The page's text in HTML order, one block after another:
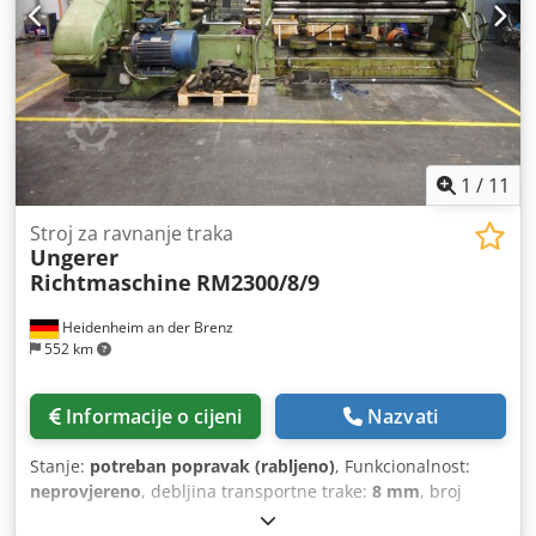
1 / 11
Heidenheim an der Brenz
552 km
Stroj za ravnanje traka
Ungerer
Richtmaschine RM2300/8/9
Informacije o cijeni Nazvati
Stanje: potreban popravak (rabljeno), Funkcionalnost:
neprovjereno, debljina transportne trake: 8 mm, broj
, širina transportne trake: